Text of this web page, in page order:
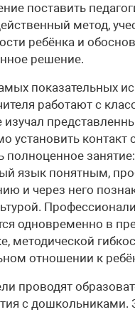
поставить
метод,
ребёнка и
решение.
показательных
работают с
изучал
установить контакт
полноценное
язык понятным,
и через него
одновременно в
методической
отношении к
проводят
с дошкольниками.